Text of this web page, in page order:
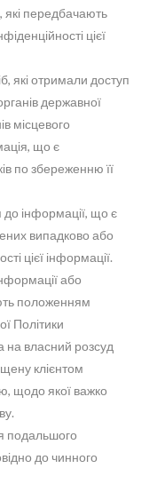
які передбачають
цієї
які отримали доступ
державної
місцевого
що є
по збереженню її
до інформації, що є
випадково або
цієї інформації.
або
положенням
Політики
на власний розсуд
клієнтом
щодо якої важко
подальшого
до чинного